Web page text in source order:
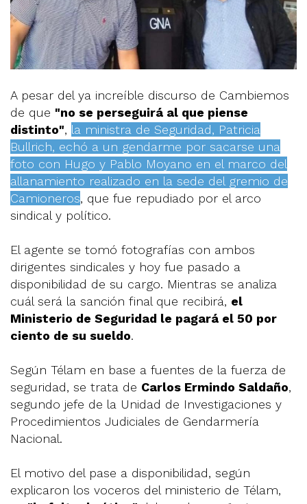
A pesar del ya increíble discurso de Cambiemos
de que "no se perseguirá al que piense
distinto", la ministra de Seguridad, Patricia
Bullrich, echó a un gendarme por sacarse una
foto con Hugo y Pablo Moyano en el marco del
allanamiento realizado en la sede del gremio de
Camioneros, que fue repudiado por el arco
sindical y político.
El agente se tomó fotografías con ambos
dirigentes sindicales y hoy fue pasado a
disponibilidad de su cargo. Mientras se analiza
cuál será la sanción final que recibirá, el
Ministerio de Seguridad le pagará el 50 por
ciento de su sueldo.
Según Télam en base a fuentes de la fuerza de
seguridad, se trata de Carlos Ermindo Saldaño,
segundo jefe de la Unidad de Investigaciones y
Procedimientos Judiciales de Gendarmería
Nacional.
El motivo del pase a disponibilidad, según
explicaron los voceros del ministerio de Télam,